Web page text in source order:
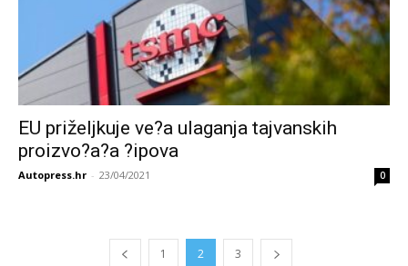
EU priželjkuje ve?a ulaganja tajvanskih
proizvo?a?a ?ipova
Autopress.hr - 23/04/2021 0
1 2 3